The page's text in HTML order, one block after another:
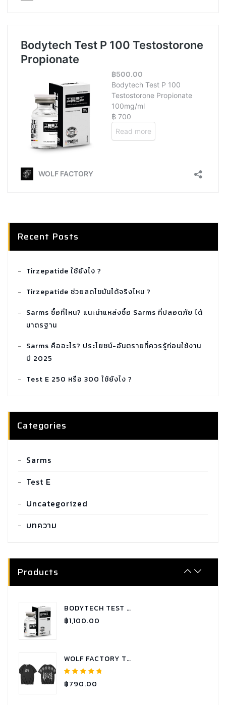
Recent Posts
Tirzepatide ใช้ยังไง ?
Tirzepatide ช่วยลดไขมันได้จริงไหม ?
Sarms ซื้อที่ไหน? แนะนำแหล่งซื้อ Sarms ที่ปลอดภัย ได้
มาตรฐาน
Sarms คืออะไร? ประโยชน์-อันตรายที่ควรรู้ก่อนใช้งาน
ปี 2025
Test E 250 หรือ 300 ใช้ยังไง ?
Categories
Sarms
Test E
Uncategorized
บทความ
Products
SARMS COMBO P.C.T - RX
BODYTECH TEST C 250 TESTOSTERONE CYPIONATE
฿1,100.00
WOLF FACTORY T-SHIRT OVERSIZE WOLVES COLLECTION
5.00
฿790.00